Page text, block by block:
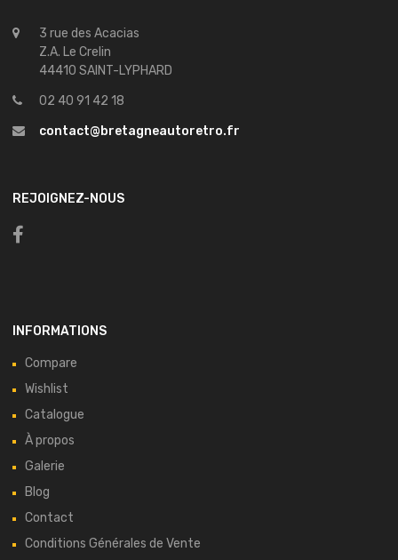
3 rue des Acacias
Z.A. Le Crelin
44410 SAINT-LYPHARD
02 40 91 42 18
contact@bretagneautoretro.fr
REJOIGNEZ-NOUS
INFORMATIONS
Compare
Wishlist
Catalogue
À propos
Galerie
Blog
Contact
Conditions Générales de Vente